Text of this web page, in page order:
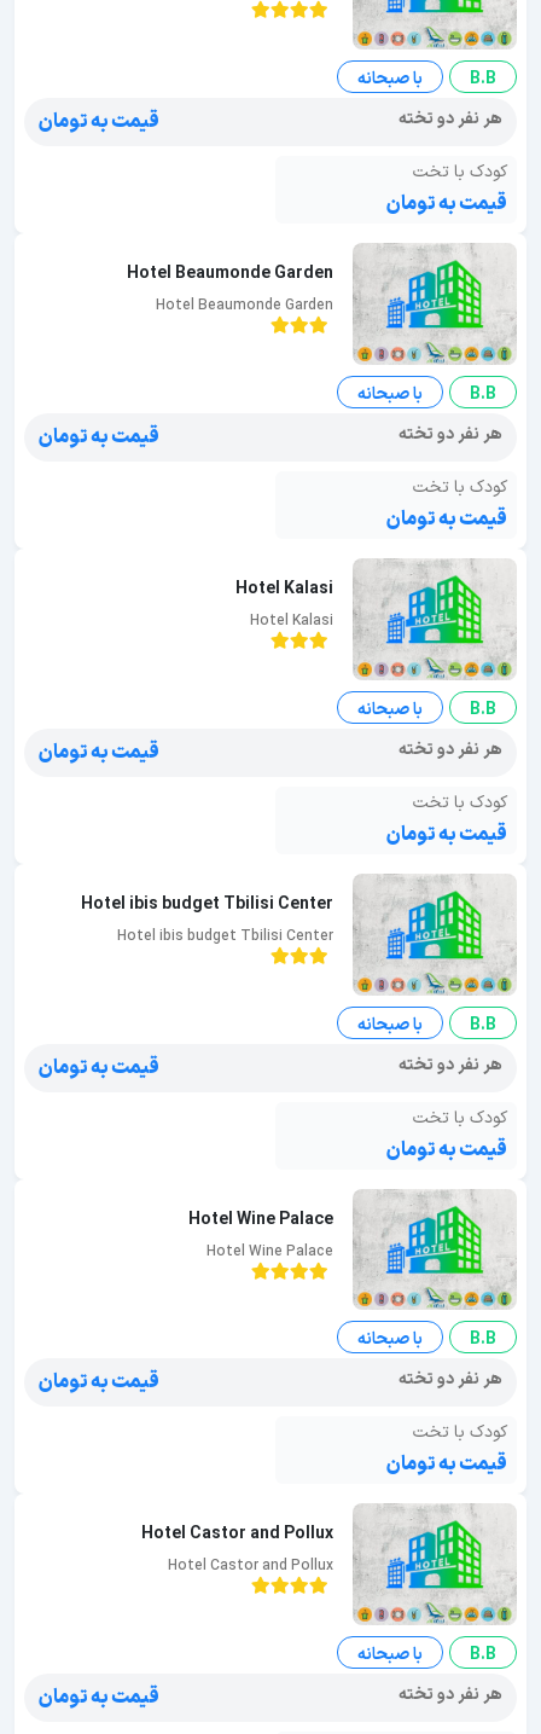
B.B
با صبحانه
هر نفر دو تخته
قیمت به تومان
کودک با تخت
قیمت به تومان
Hotel Beaumonde Garden
Hotel Beaumonde Garden
B.B
با صبحانه
هر نفر دو تخته
قیمت به تومان
کودک با تخت
قیمت به تومان
Hotel Kalasi
Hotel Kalasi
B.B
با صبحانه
هر نفر دو تخته
قیمت به تومان
کودک با تخت
قیمت به تومان
Hotel ibis budget Tbilisi Center
Hotel ibis budget Tbilisi Center
B.B
با صبحانه
هر نفر دو تخته
قیمت به تومان
کودک با تخت
قیمت به تومان
Hotel Wine Palace
Hotel Wine Palace
B.B
با صبحانه
هر نفر دو تخته
قیمت به تومان
کودک با تخت
قیمت به تومان
Hotel Castor and Pollux
Hotel Castor and Pollux
B.B
با صبحانه
هر نفر دو تخته
قیمت به تومان